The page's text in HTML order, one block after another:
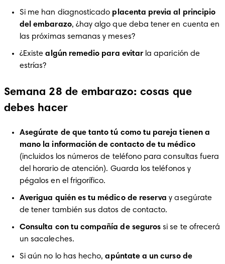
Si me han diagnosticado placenta previa al principio
del embarazo, ¿hay algo que deba tener en cuenta en
las próximas semanas y meses?
¿Existe algún remedio para evitar la aparición de
estrías?
Semana 28 de embarazo: cosas que
debes hacer
Asegúrate de que tanto tú como tu pareja tienen a
mano la información de contacto de tu médico
(incluidos los números de teléfono para consultas fuera
del horario de atención). Guarda los teléfonos y
pégalos en el frigorífico.
Averigua quién es tu médico de reserva y asegúrate
de tener también sus datos de contacto.
Consulta con tu compañía de seguros si se te ofrecerá
un sacaleches.
Si aún no lo has hecho, apúntate a un curso de